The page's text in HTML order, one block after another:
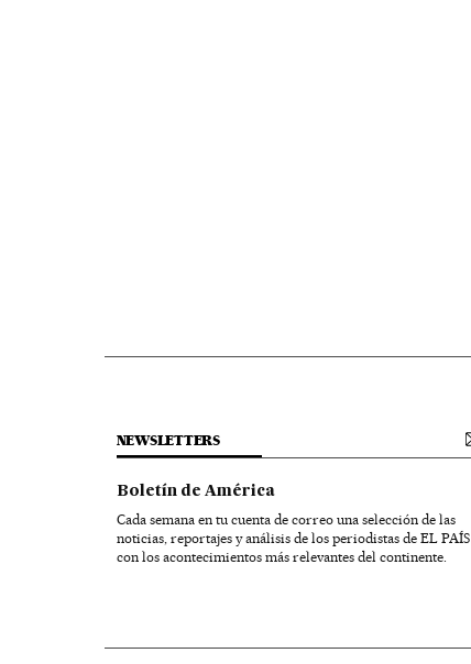
NEWSLETTERS
Boletín de América
Cada semana en tu cuenta de correo una selección de las
noticias, reportajes y análisis de los periodistas de EL PAÍS
con los acontecimientos más relevantes del continente.